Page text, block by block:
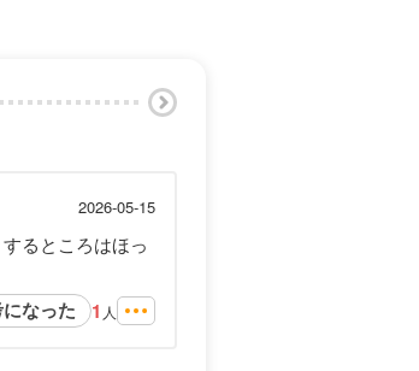
2026-05-15
るところはほっ
なった 1 人